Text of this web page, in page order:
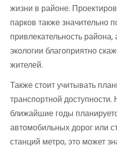
жизни в районе.
парков также значительно
привлекательность
экологии благоприятно
жителей.
Также стоит учитывать
транспортной
ближайшие годы
автомобильных дорог или
станций метро, это может